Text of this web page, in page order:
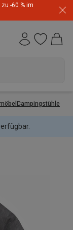
-60 % im
Campingstühle